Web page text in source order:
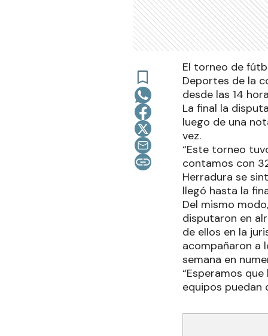
El torneo de
Deportes de la
desde las 14
La final la
luego de una
vez.
“Este torneo
contamos con
Herradura se
llegó hasta la
Del mismo
disputaron en
de ellos en la
acompañaron a
semana en
“Esperamos
equipos puedan